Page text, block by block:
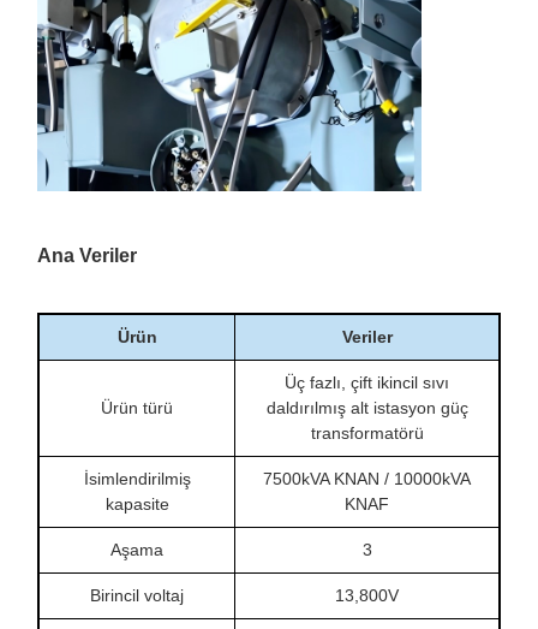
Ana Veriler
Ürün Veriler
Ürün türü
Üç fazlı, çift ikincil sıvı
daldırılmış alt istasyon güç
transformatörü
İsimlendirilmiş
kapasite
7500kVA KNAN / 10000kVA
KNAF
Aşama 3
Birincil voltaj 13,800V